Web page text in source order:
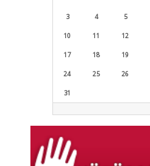
3 4 5
10 11 12
17 18 19
24 25 26
31